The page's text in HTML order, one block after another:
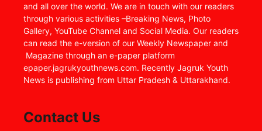
and all over the world. We are in touch with our readers
through various activities –Breaking News, Photo
Gallery, YouTube Channel and Social Media. Our readers
can read the e-version of our Weekly Newspaper and
Magazine through an e-paper platform
epaper.jagrukyouthnews.com. Recently Jagruk Youth
News is publishing from Uttar Pradesh & Uttarakhand.
Contact Us